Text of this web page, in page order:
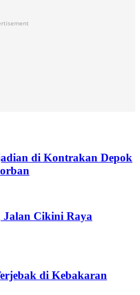
di Kontrakan Depok
Jalan Cikini Raya
di Kebakaran